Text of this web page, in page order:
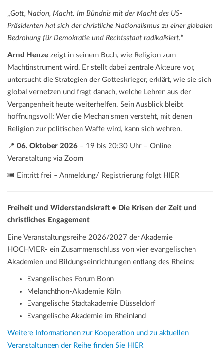
„Gott, Nation, Macht. Im Bündnis mit der Macht des US-
Präsidenten hat sich der christliche Nationalismus zu einer globalen
Bedrohung für Demokratie und Rechtsstaat radikalisiert.“
Arnd Henze zeigt in seinem Buch, wie Religion zum
Machtinstrument wird. Er stellt dabei zentrale Akteure vor,
untersucht die Strategien der Gotteskrieger, erklärt, wie sie sich
global vernetzen und fragt danach, welche Lehren aus der
Vergangenheit heute weiterhelfen. Sein Ausblick bleibt
hoffnungsvoll: Wer die Mechanismen versteht, mit denen
Religion zur politischen Waffe wird, kann sich wehren.
📍 06. Oktober 2026 – 19 bis 20:30 Uhr – Online
Veranstaltung via Zoom
🎟️ Eintritt frei – Anmeldung/ Registrierung folgt HIER
Freiheit und Widerstandskraft • Die Krisen der Zeit und
christliches Engagement
Eine Veranstaltungsreihe 2026/2027 der Akademie
HOCHVIER- ein Zusammenschluss von vier evangelischen
Akademien und Bildungseinrichtungen entlang des Rheins:
Evangelisches Forum Bonn
Melanchthon-Akademie Köln
Evangelische Stadtakademie Düsseldorf
Evangelische Akademie im Rheinland
Weitere Informationen zur Kooperation und zu aktuellen
Veranstaltungen der Reihe finden Sie HIER